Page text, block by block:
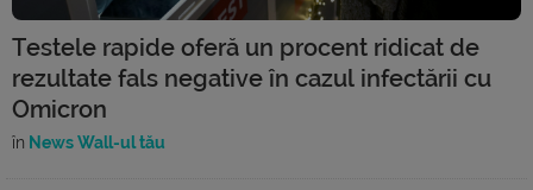
Testele rapide oferă un procent ridicat de
rezultate fals negative în cazul infectării cu
Omicron
în News Wall-ul tău